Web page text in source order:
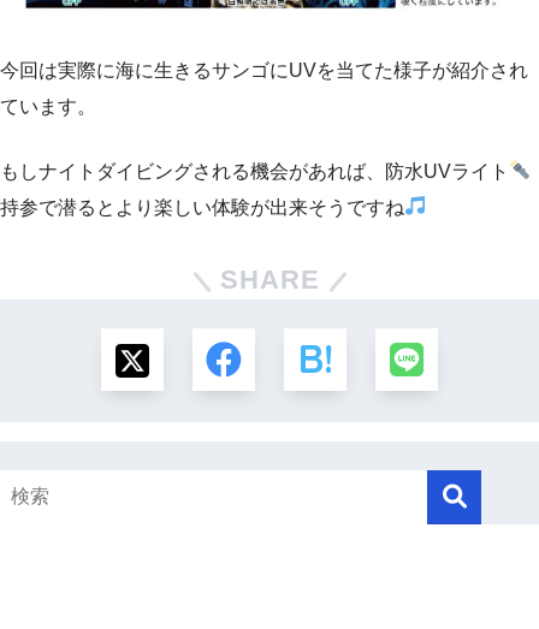
今回は実際に海に生きるサンゴにUVを当てた様子が紹介され
ています。
もしナイトダイビングされる機会があれば、防水UVライト
持参で潜るとより楽しい体験が出来そうですね
SHARE